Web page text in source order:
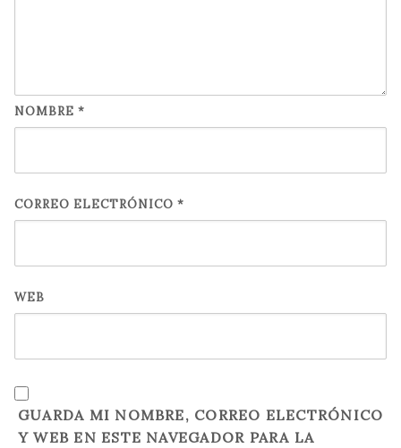
NOMBRE *
CORREO ELECTRÓNICO *
WEB
GUARDA MI NOMBRE, CORREO ELECTRÓNICO
Y WEB EN ESTE NAVEGADOR PARA LA